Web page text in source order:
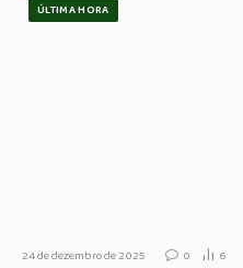
ÚLTIMA HORA
24 de dezembro de 2025 0 6